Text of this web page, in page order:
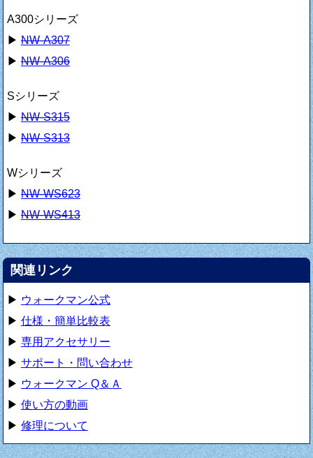
A300シリーズ
▶NW-A307
▶NW-A306
Sシリーズ
▶NW-S315
▶NW-S313
Wシリーズ
▶NW-WS623
▶NW-WS413
関連リンク
▶ ウォークマン公式
▶ 仕様・簡単比較表
▶ 専用アクセサリー
▶ サポート・問い合わせ
▶ ウォークマン Q＆Ａ
▶ 使い方の動画
▶ 修理について